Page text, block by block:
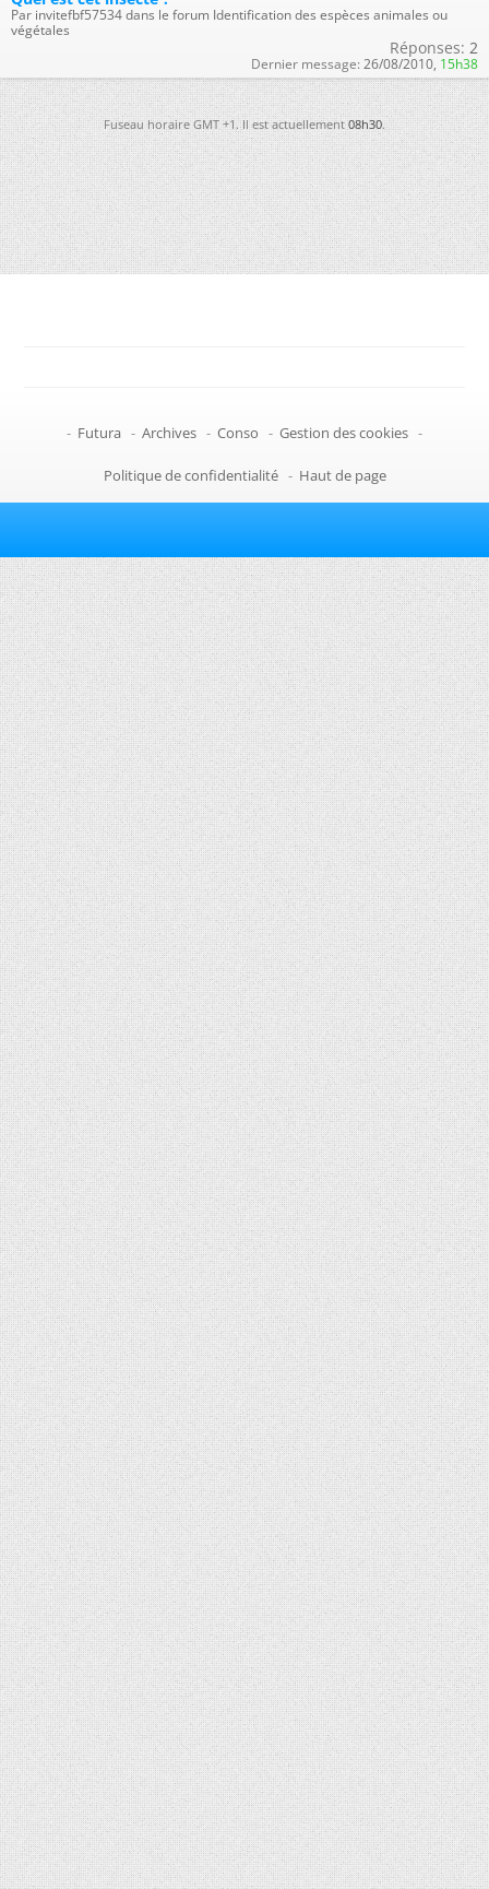
Par invitefbf57534 dans le forum Identification des espèces animales ou
végétales
Réponses: 2
Dernier message: 26/08/2010, 15h38
Fuseau horaire GMT +1. Il est actuellement08h30.
- Futura - Archives - Conso - Gestion des cookies -
Politique de confidentialité - Haut de page